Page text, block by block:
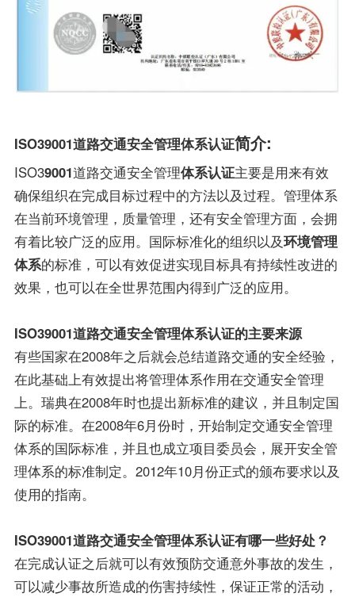
ISO39001道路交通安全管理体系认证简介:
ISO39001道路交通安全管理体系认证主要是用来有效
确保组织在完成目标过程中的方法以及过程。管理体系
在当前环境管理，质量管理，还有安全管理方面，会拥
有着比较广泛的应用。国际标准化的组织以及环境管理
体系的标准，可以有效促进实现目标具有持续性改进的
效果，也可以在全世界范围内得到广泛的应用。
ISO39001道路交通安全管理体系认证的主要来源
有些国家在2008年之后就会总结道路交通的安全经验，
在此基础上有效提出将管理体系作用在交通安全管理
上。瑞典在2008年时也提出新标准的建议，并且制定国
际的标准。在2008年6月份时，开始制定交通安全管理
体系的国际标准，并且也成立项目委员会，展开安全管
理体系的标准制定。2012年10月份正式的颁布要求以及
使用的指南。
ISO39001道路交通安全管理体系认证有哪一些好处？
在完成认证之后就可以有效预防交通意外事故的发生，
可以减少事故所造成的伤害持续性，保证正常的活动，